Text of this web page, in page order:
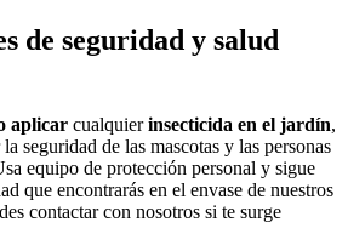
de seguridad y salud
aplicar cualquierinsecticida en el jardín,
seguridad de las mascotas y las personas
equipo de protección personal y sigue
que encontrarás en el envase de nuestros
contactar con nosotros si te surge